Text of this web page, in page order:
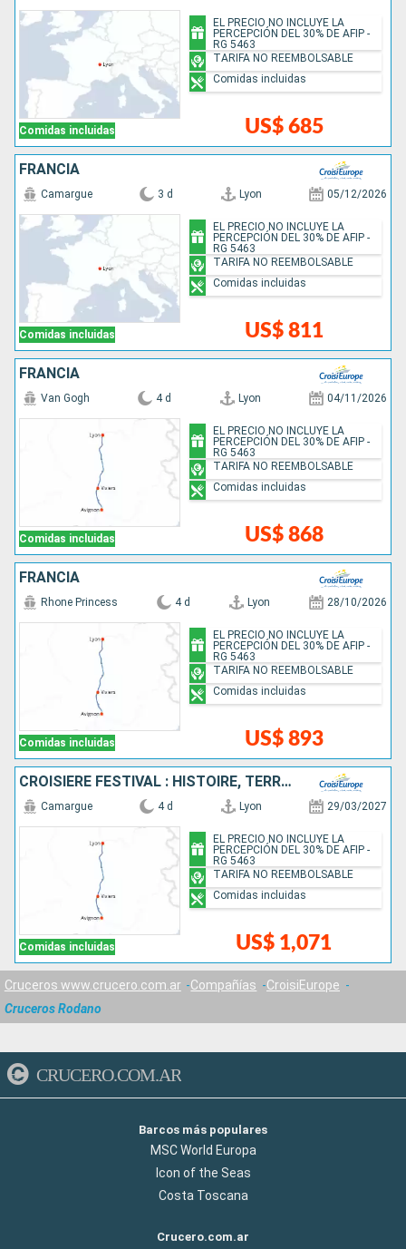
Comidas incluidas US$ 685
EL PRECIO NO INCLUYE LA
PERCEPCIÓN DEL 30% DE AFIP -
RG 5463
TARIFA NO REEMBOLSABLE
Comidas incluidas
FRANCIA
Comidas incluidas
Camargue 3 d Lyon 05/12/2026
US$ 811
EL PRECIO NO INCLUYE LA
PERCEPCIÓN DEL 30% DE AFIP -
RG 5463
TARIFA NO REEMBOLSABLE
Comidas incluidas
FRANCIA
Comidas incluidas
Van Gogh 4 d Lyon 04/11/2026
US$ 868
EL PRECIO NO INCLUYE LA
PERCEPCIÓN DEL 30% DE AFIP -
RG 5463
TARIFA NO REEMBOLSABLE
Comidas incluidas
FRANCIA
Comidas incluidas
Rhone Princess 4 d Lyon 28/10/2026
US$ 893
EL PRECIO NO INCLUYE LA
PERCEPCIÓN DEL 30% DE AFIP -
RG 5463
TARIFA NO REEMBOLSABLE
Comidas incluidas
CROISIÈRE FESTIVAL : HISTOIRE, TERROIR ET TRADITIONS SUR LE RHÔNE
Comidas incluidas
Camargue 4 d Lyon 29/03/2027
US$ 1,071
EL PRECIO NO INCLUYE LA
PERCEPCIÓN DEL 30% DE AFIP -
RG 5463
TARIFA NO REEMBOLSABLE
Comidas incluidas
Cruceros www.crucero.com.ar Compañías
CroisiEurope
Cruceros Rodano
CRUCERO.COM.AR
Barcos más populares
MSC World Europa
Icon of the Seas
Costa Toscana
Crucero.com.ar